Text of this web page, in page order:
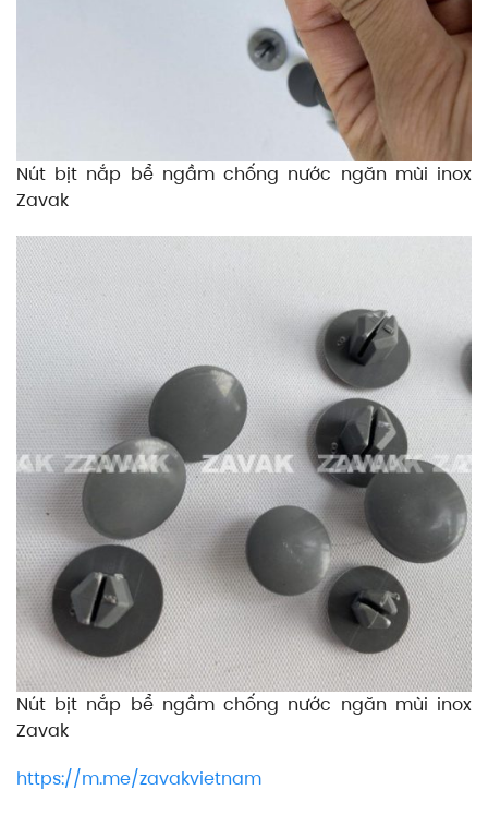
Nút bịt nắp bể ngầm chống nước ngăn mùi inox
Zavak
Nút bịt nắp bể ngầm chống nước ngăn mùi inox
Zavak
https://m.me/zavakvietnam